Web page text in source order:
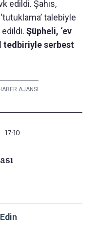
edildi. Şahıs,
talebiyle
Şüpheli, ‘ev
tedbiriyle serbest
AJANSI
17:10